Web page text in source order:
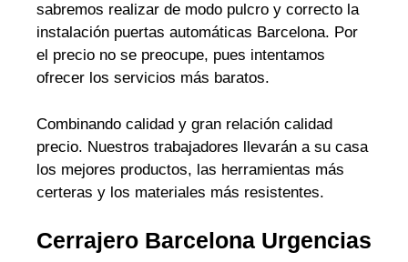
sabremos realizar de modo pulcro y correcto la
instalación puertas automáticas Barcelona. Por
el precio no se preocupe, pues intentamos
ofrecer los servicios más baratos.
Combinando calidad y gran relación calidad
precio. Nuestros trabajadores llevarán a su casa
los mejores productos, las herramientas más
certeras y los materiales más resistentes.
Cerrajero Barcelona Urgencias